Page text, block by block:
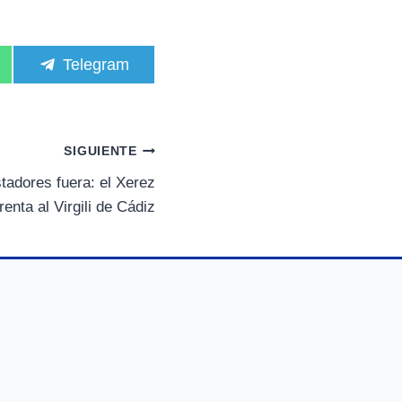
C
o
r
t
i
r
e
Telegram
SIGUIENTE
fuera: el Xerez
al Virgili de Cádiz